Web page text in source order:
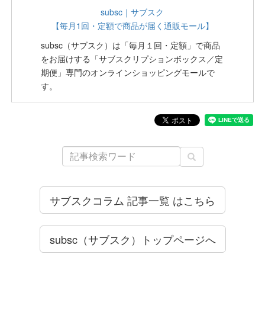
subsc｜サブスク
【毎月1回・定額で商品が届く通販モール】
subsc（サブスク）は「毎月１回・定額」で商品
をお届けする「サブスクリプションボックス／定
期便」専門のオンラインショッピングモールで
す。
サブスクコラム 記事一覧 はこちら
subsc（サブスク）トップページへ